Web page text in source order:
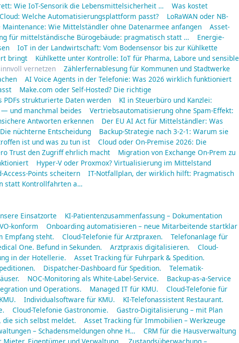
Wie IoT-Sensorik die Lebensmittelsicherheit …
Was kostet
Welche Automatisierungsplattform passt?
LoRaWAN oder NB-
Maintenance: Wie Mittelständler ohne Datenarmee anfangen
Asset-
für mittelständische Bürogebäude: pragmatisch statt …
Energie-
IoT in der Landwirtschaft: Vom Bodensensor bis zur Kühlkette
bringt
Kühlkette unter Kontrolle: IoT für Pharma, Labore und sensible
vernetzen
Zählerfernablesung für Kommunen und Stadtwerke
AI Voice Agents in der Telefonie: Was 2026 wirklich funktioniert
Make.com oder Self-Hosted? Die richtige
PDFs strukturierte Daten werden
KI in Steuerbüro und Kanzlei:
und manchmal beides
Vertriebsautomatisierung ohne Spam-Effekt:
Antworten erkennen
Der EU AI Act für Mittelständler: Was
nüchterne Entscheidung
Backup-Strategie nach 3-2-1: Warum sie
ist und was zu tun ist
Cloud oder On-Premise 2026: Die
Trust den Zugriff ehrlich macht
Migration von Exchange On-Prem zu
Hyper-V oder Proxmox? Virtualisierung im Mittelstand
Access-Points scheitern
IT-Notfallplan, der wirklich hilft: Pragmatisch
statt Kontrollfahrten a…
Einsatzorte
KI-Patientenzusammenfassung – Dokumentation
konform
Onboarding automatisieren – neue Mitarbeitende startklar
Empfang steht. Cloud-Telefonie für Arztpraxen.
Telefonanlage für
One. Befund in Sekunden. Arztpraxis digitalisieren.
Cloud-
in der Hotellerie.
Asset Tracking für Fuhrpark & Spedition.
Dispatcher-Dashboard für Spedition.
Telematik-
NOC-Monitoring als White-Label-Service.
Backup-as-a-Service
und Operations. Managed IT für KMU.
Cloud-Telefonie für
Individualsoftware für KMU.
KI-Telefonassistent Restaurant.
Cloud-Telefonie Gastronomie.
Gastro-Digitalisierung – mit Plan
die sich selbst meldet.
Asset Tracking für Immobilien – Werkzeuge
– Schadensmeldungen ohne H…
CRM für die Hausverwaltung